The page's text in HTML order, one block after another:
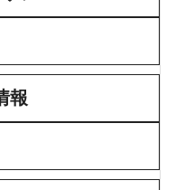
報